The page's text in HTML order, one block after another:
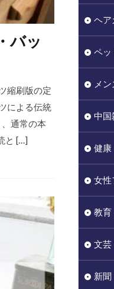
バッ
縮刷版の定
による伝統
通常の本
と […]
ヘア
ペッ
メ
中国
健康
女性
教育
文芸
新